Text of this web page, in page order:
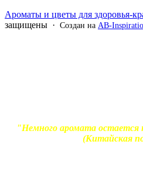
Ароматы и цветы для здоровья-
защищены · Создан на AB-
"Немного аромата остается
(Китайская